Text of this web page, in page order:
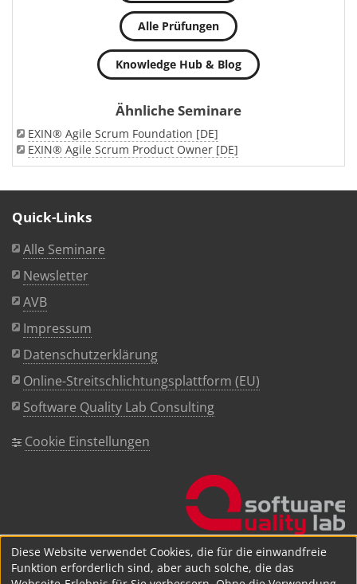
Alle Prüfungen
Knowledge Hub & Blog
Ähnliche Seminare
EXIN® Agile Scrum Foundation [DE]
EXIN® Agile Scrum Product Owner [DE]
Quick-Links
Alle Seminare
Newsletter
AVB
Impressum
Datenschutzerklärung
Online-Streitschlichtungsplattform (EU)
Software Quality Lab Consulting
Cookie Einstellungen
Diese Website verwendet Cookies, die für die einwandfreie
Funktion erforderlich sind, aber auch solche, die das